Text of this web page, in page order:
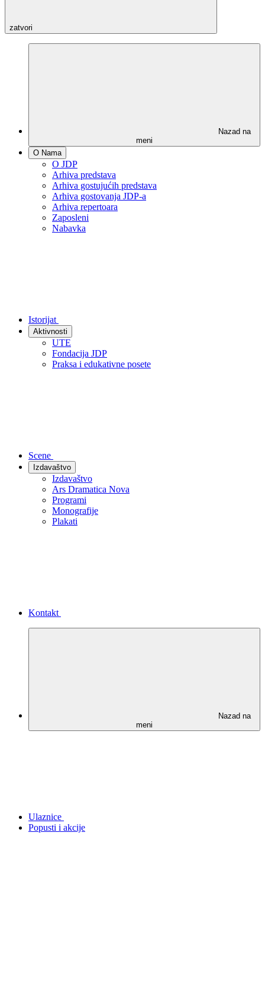
zatvori
Nazad na
meni
O Nama
O JDP
Arhiva predstava
Arhiva gostujućih predstava
Arhiva gostovanja JDP-a
Arhiva repertoara
Zaposleni
Nabavka
Istorijat
Aktivnosti
UTE
Fondacija JDP
Praksa i edukativne posete
Scene
Izdavaštvo
Izdavaštvo
Ars Dramatica Nova
Programi
Monografije
Plakati
Kontakt
Nazad na
meni
Ulaznice
Popusti i akcije